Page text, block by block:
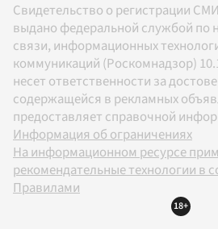
Свидетельство о регистрации
выдано федеральной службой по
связи, информационных
коммуникаций (Роскомнадзор)
несет ответственности за
содержащейся в рекламных
предоставляет справочной
Информация об ограничениях
На информационном ресурсе
рекомендательные технологии в
Правилами
18+